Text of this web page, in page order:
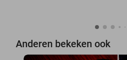
Anderen bekeken ook